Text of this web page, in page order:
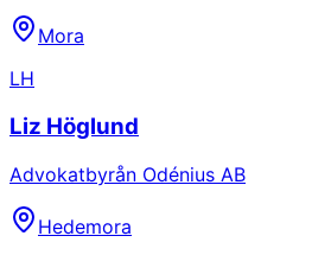
Mora
LH
Liz Höglund
Advokatbyrån Odénius AB
Hedemora